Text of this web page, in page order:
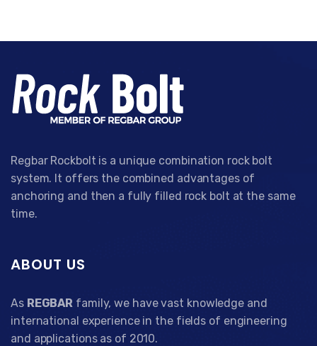
Regbar Rockbolt is a unique combination rock bolt
system. It offers the combined advantages of
anchoring and then a fully filled rock bolt at the same
time.
ABOUT US
As REGBAR family, we have vast knowledge and
international experience in the fields of engineering
and applications as of 2010.